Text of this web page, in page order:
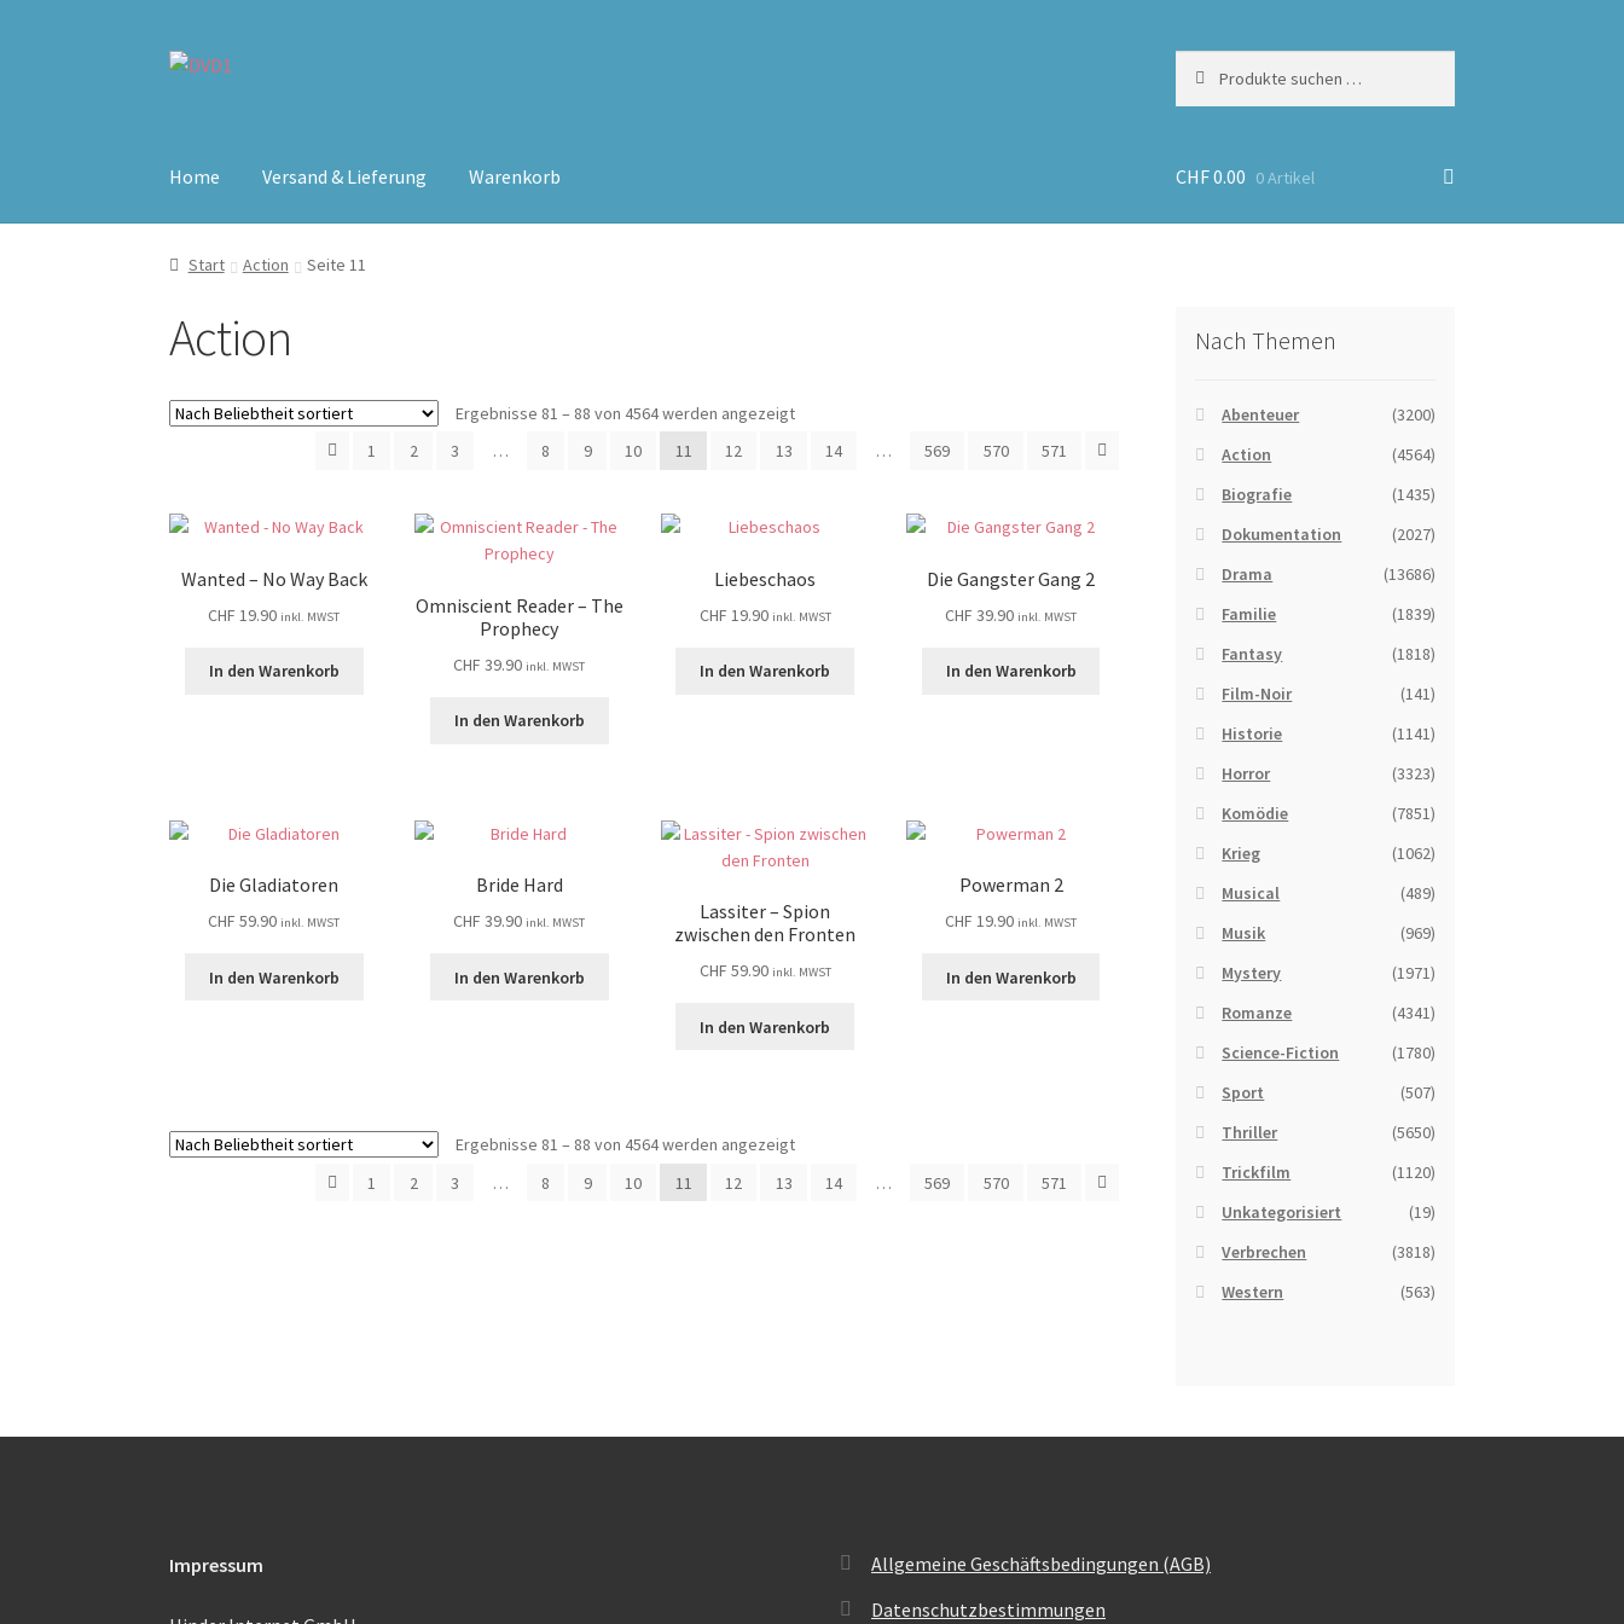
Zur
Zum
nach:
Home Versand & Lieferung Warenkorb CHF0.00 0 Artikel
Start Action Seite 11
Action
Ergebnisse 81 – 88 von 4564 werden angezeigtNach
1 2 3 … 8 9 10 11 12 13 14 … 569 570 571
Wanted – No Way Back
CHF 19.90 inkl. MWST
In den Warenkorb
Omniscient Reader – The
Prophecy
CHF 39.90 inkl. MWST
In den Warenkorb
Liebeschaos
CHF 19.90 inkl. MWST
In den Warenkorb
Die Gangster Gang 2
CHF 39.90 inkl. MWST
In den Warenkorb
Die Gladiatoren
CHF 59.90 inkl. MWST
In den Warenkorb
Bride Hard
CHF 39.90 inkl. MWST
In den Warenkorb
Lassiter – Spion
zwischen den Fronten
CHF 59.90 inkl. MWST
In den Warenkorb
Powerman 2
CHF 19.90 inkl. MWST
In den Warenkorb
Ergebnisse 81 – 88 von 4564 werden angezeigtNach
1 2 3 … 8 9 10 11 12 13 14 … 569 570 571
Nach Themen
Abenteuer
(3200)
Action
(4564)
Biografie
(1435)
Dokumentation
(2027)
Drama
(13686)
Familie
(1839)
Fantasy
(1818)
Film-Noir
(141)
Historie
(1141)
Horror
(3323)
Komödie
(7851)
Krieg
(1062)
Musical
(489)
Musik
(969)
Mystery
(1971)
Romanze
(4341)
Science-Fiction
(1780)
Sport
(507)
Thriller
(5650)
Trickfilm
(1120)
Unkategorisiert
(19)
Verbrechen
(3818)
Western
(563)
Impressum
Allgemeine Geschäftsbedingungen (AGB)
Datenschutzbestimmungen